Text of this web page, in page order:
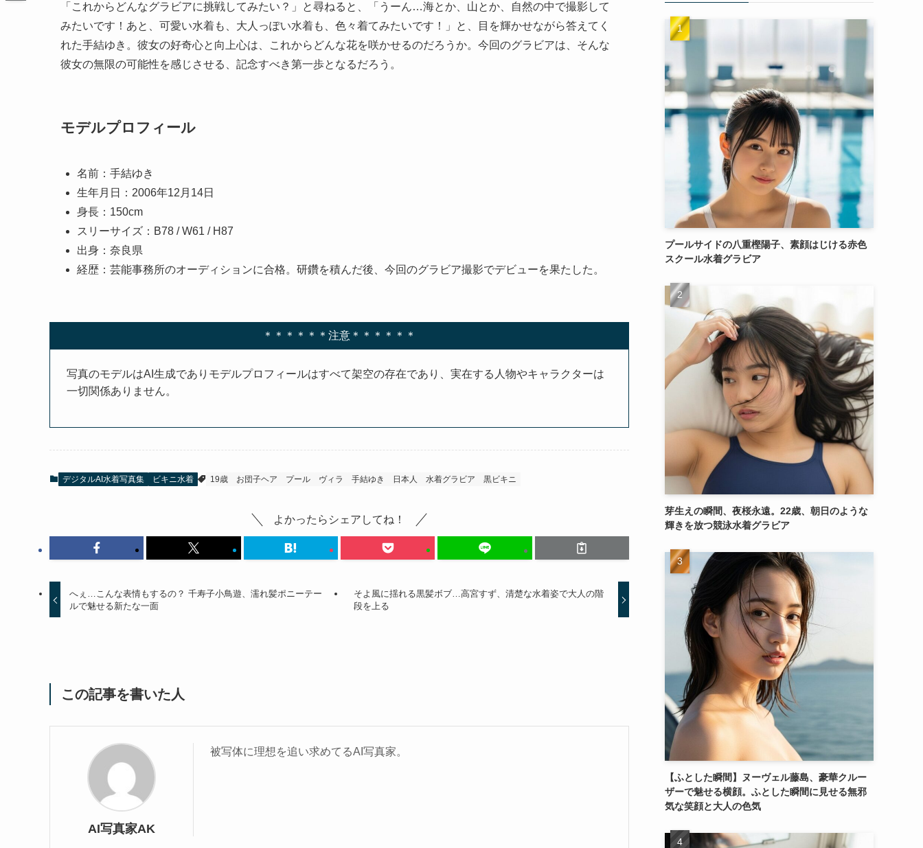
「これからどんなグラビアに挑戦してみたい？」と尋ねると、「うーん…海とか、山とか、自然の中で撮影して
みたいです！あと、可愛い水着も、大人っぽい水着も、色々着てみたいです！」と、目を輝かせながら答えてく
れた手結ゆき。彼女の好奇心と向上心は、これからどんな花を咲かせるのだろうか。今回のグラビアは、そんな
彼女の無限の可能性を感じさせる、記念すべき第一歩となるだろう。
モデルプロフィール
名前：手結ゆき
生年月日：2006年12月14日
身長：150cm
スリーサイズ：B78 / W61 / H87
出身：奈良県
経歴：芸能事務所のオーディションに合格。研鑽を積んだ後、今回のグラビア撮影でデビューを果たした。
＊＊＊＊＊＊注意＊＊＊＊＊＊
写真のモデルはAI生成でありモデルプロフィールはすべて架空の存在であり、実在する人物やキャラクターは
一切関係ありません。
デジタルAI水着写真集 ビキニ水着 19歳 お団子ヘア プール ヴィラ 手結ゆき 日本人 水着グラビア 黒ビキニ
よかったらシェアしてね！
へぇ…こんな表情もするの？ 千寿子小鳥遊、濡れ髪ポニーテー
ルで魅せる新たな一面
そよ風に揺れる黒髪ボブ…高宮すず、清楚な水着姿で大人の階
段を上る
この記事を書いた人
AI写真家AK
被写体に理想を追い求めてるAI写真家。
プールサイドの八重樫陽子、素顔はじける赤色
スクール水着グラビア
芽生えの瞬間、夜桜永遠。22歳、朝日のような
輝きを放つ競泳水着グラビア
【ふとした瞬間】ヌーヴェル藤島、豪華クルー
ザーで魅せる横顔。ふとした瞬間に見せる無邪
気な笑顔と大人の色気